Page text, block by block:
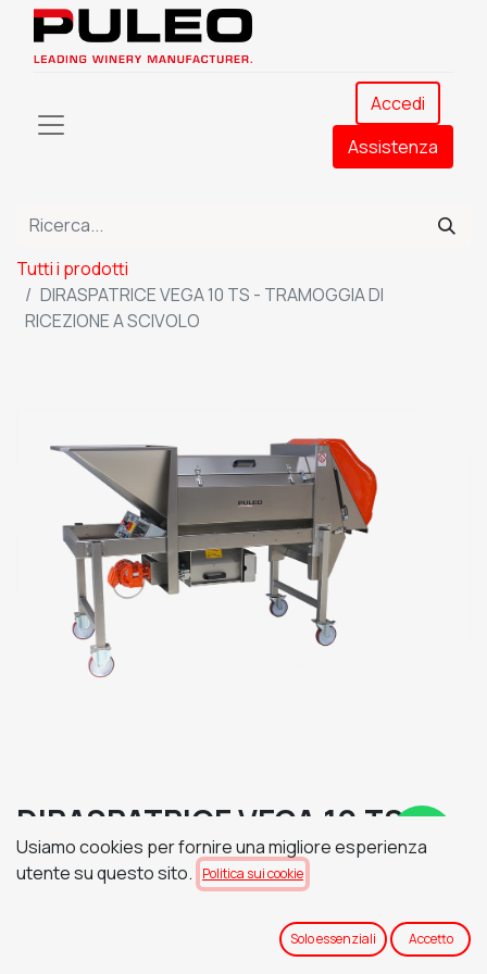
Accedi
Assistenza​
Tutti i prodotti
DIRASPATRICE VEGA 10 TS - TRAMOGGIA DI
RICEZIONE A SCIVOLO
DIRASPATRICE VEGA 10 TS -
TRAMOGGIA DI RICEZIONE A
SCIVOLO
Usiamo cookies per fornire una migliore esperienza
utente su questo sito.
Politica sui cookie
Solo essenziali Accetto